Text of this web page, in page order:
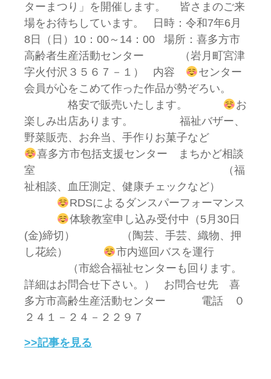
ターまつり」を開催します。 皆さまのご来
場をお待ちしています。 日時：令和7年6月
8日（日）10：00～14：00 場所：喜多方市
高齢者生産活動センター （岩月町宮津
字火付沢３５６７－１） 内容
センター
会員が心をこめて作った作品が勢ぞろい。
格安で販売いたします。
お
楽しみ出店あります。 福祉バザー、
野菜販売、お弁当、手作りお菓子など
喜多方市包括支援センター まちかど相談
室 （福
祉相談、血圧測定、健康チェックなど）
RDSによるダンスパーフォーマンス
体験教室申し込み受付中（5月30日
(金)締切） （陶芸、手芸、織物、押
し花絵）
市内巡回バスを運行
（市総合福祉センターも回ります。
詳細はお問合せ下さい。） お問合せ先 喜
多方市高齢生産活動センター 電話 ０
２４１－２４－２２９７
>>記事を見る